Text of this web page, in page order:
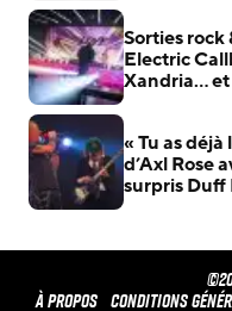
Sorties rock
Electric
Xandria…
« Tu as déjà
d’Axl Rose
surpris Duff
À propos Conditions